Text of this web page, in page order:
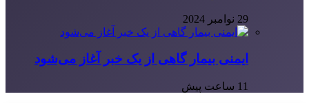
29 نوامبر 2024
ایمنی بیمار گاهی از یک خبر آغاز می‌شود
11 ساعت پیش